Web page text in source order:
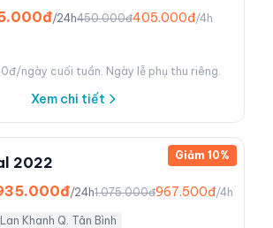
/24h450.000đ405.000đ/4h
ngày cuối tuần. Ngày lễ phụ thu riêng.
Xem chi tiết
Giảm 10%
2022
/24h1.075.000đ967.500đ/4h
Khanh Q. Tân Bình